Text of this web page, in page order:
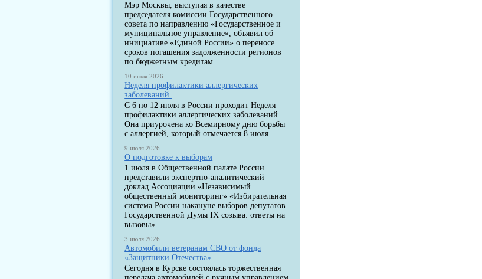
Мэр Москвы, выступая в качестве
председателя комиссии Государственного
совета по направлению «Государственное и
муниципальное управление», объявил об
инициативе «Единой России» о переносе
сроков погашения задолженности регионов
по бюджетным кредитам.
10 июля 2026
Неделя профилактики аллергических
заболеваний.
С 6 по 12 июля в России проходит Неделя
профилактики аллергических заболеваний.
Она приурочена ко Всемирному дню борьбы
с аллергией, который отмечается 8 июля.
9 июля 2026
О подготовке к выборам
1 июля в Общественной палате России
представили экспертно-аналитический
доклад Ассоциации «Независимый
общественный мониторинг» «Избирательная
система России накануне выборов депутатов
Государственной Думы IX созыва: ответы на
вызовы».
3 июля 2026
Автомобили ветеранам СВО от фонда
«Защитники Отечества»
Сегодня в Курске состоялась торжественная